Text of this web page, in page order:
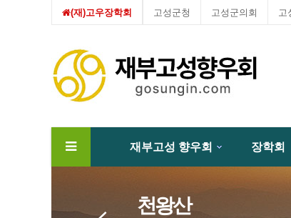
(재)고우장학회 고성군청 고성군의회 고
재부고성 향우회 장학회
천왕산